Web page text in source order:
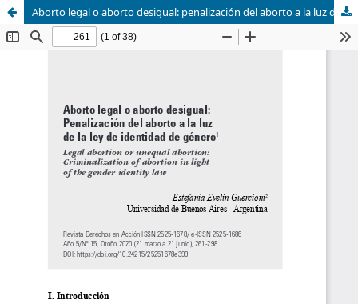
Aborto legal o aborto desigual: penalización del aborto a la luz de la ley de identidad de género